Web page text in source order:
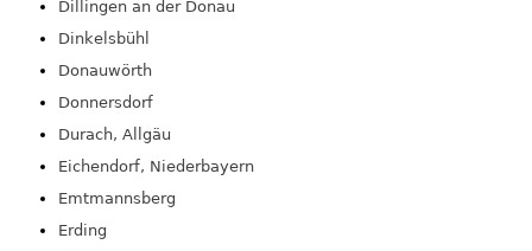
Dillingen an der Donau
Dinkelsbühl
Donauwörth
Donnersdorf
Durach, Allgäu
Eichendorf, Niederbayern
Emtmannsberg
Erding